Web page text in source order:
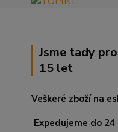
Jsme tady
15 let
Veškeré zboží na
Expedujeme do 24